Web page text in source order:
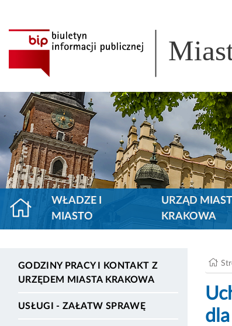
WŁADZE I
MIASTO
URZĄD
KRAKOWA
GODZINY PRACY I KONTAKT Z
URZĘDEM MIASTA KRAKOWA
USŁUGI - ZAŁATW SPRAWĘ